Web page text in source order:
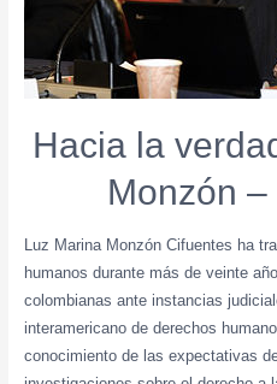
Hacia la
Monzón
Luz Marina Monzón Cifuentes ha
humanos durante más de veinte
colombianas ante instancias
interamericano de derechos
conocimiento de las expectativas